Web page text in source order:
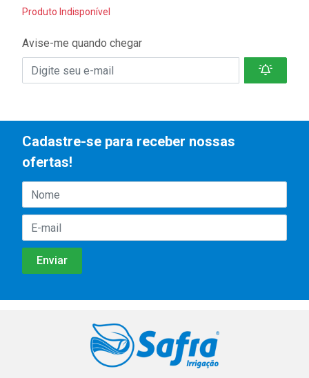
Produto Indisponível
Avise-me quando chegar
Cadastre-se para receber nossas
ofertas!